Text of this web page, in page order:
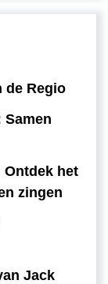
de Regio
Ontdek het
zingen
Jack